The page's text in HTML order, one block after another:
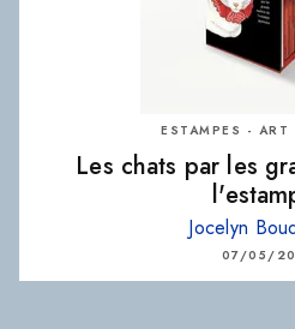
ESTAMPES - ART
Les chats par les
Jocelyn
07/05/